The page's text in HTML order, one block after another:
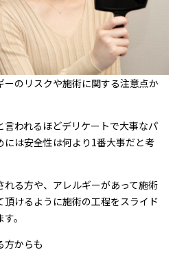
のリスクや施術に関する注意点か
われるほどデリケートで大事なパ
は安全性は何より1番大事だと考
る方や、アレルギーがあって施術
頂けるように施術の工程をスライド
。
方からも